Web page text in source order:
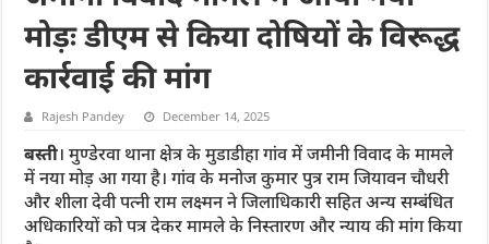
मोड़ः डीएम से किया दोषियों के विरूद्ध
कार्रवाई की मांग
Rajesh Pandey December 14, 2025
बस्ती। मुण्डेरवा थाना क्षेत्र के मुडाडीहा गांव में जमीनी विवाद के मामले
में नया मोड़ आ गया है। गांव के मनोज कुमार पुत्र राम जियावन चौधरी
और शीला देवी पत्नी राम लक्ष्मन ने जिलाधिकारी सहित अन्य सम्बंधित
अधिकारियों को पत्र देकर मामले के निस्तारण और न्याय की मांग किया